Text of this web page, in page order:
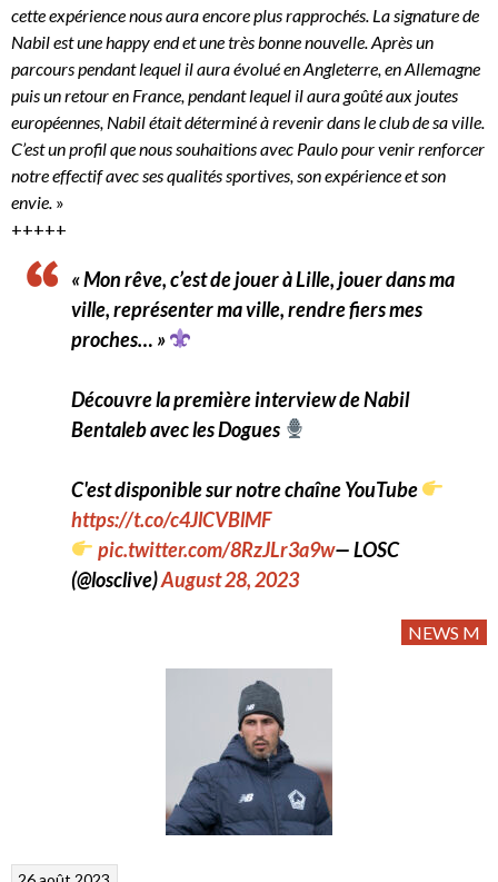
cette expérience nous aura encore plus rapprochés. La signature de
Nabil est une happy end et une très bonne nouvelle. Après un
parcours pendant lequel il aura évolué en Angleterre, en Allemagne
puis un retour en France, pendant lequel il aura goûté aux joutes
européennes, Nabil était déterminé à revenir dans le club de sa ville.
C’est un profil que nous souhaitions avec Paulo pour venir renforcer
notre effectif avec ses qualités sportives, son expérience et son
envie. »
+++++
« Mon rêve, c’est de jouer à Lille, jouer dans ma
ville, représenter ma ville, rendre fiers mes
proches… »
Découvre la première interview de Nabil
Bentaleb avec les Dogues
C'est disponible sur notre chaîne YouTube
https://t.co/c4JlCVBlMF
pic.twitter.com/8RzJLr3a9w— LOSC
(@losclive)August 28, 2023
NEWS M